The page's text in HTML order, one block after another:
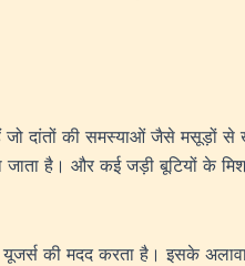
दांतों की समस्याओं जैसे मसूड़ों से
है। और कई जड़ी बूटियों के
की मदद करता है। इसके